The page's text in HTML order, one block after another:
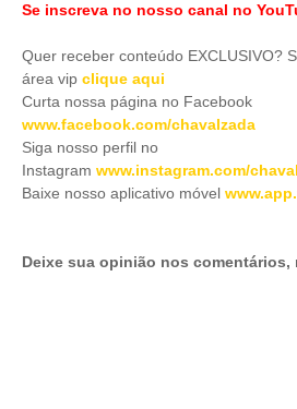
Se inscreva no nosso canal no
Quer receber conteúdo EXCLUSIVO?
área vip clique aqui
Curta nossa página no Facebook
www.facebook.com/chavalzada
Siga nosso perfil no
Instagram www.instagram.com/
Baixe nosso aplicativo móvel
Deixe sua opinião nos comentários,